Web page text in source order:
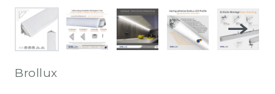
Brollux